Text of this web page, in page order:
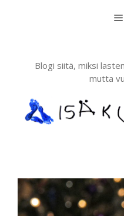
Blogi siitä, miksi
mutta